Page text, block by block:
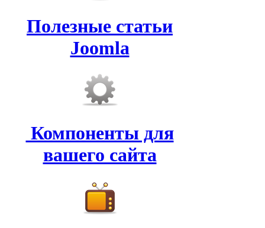
Полезные статьи
Joomla
Компоненты для
вашего сайта